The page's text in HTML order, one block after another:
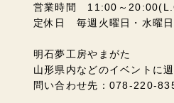
営業時間 11:00～
定休日 毎週火曜日・水曜日
明石夢工房やまがた
山形県内などのイベントに
問い合わせ先：078-220-